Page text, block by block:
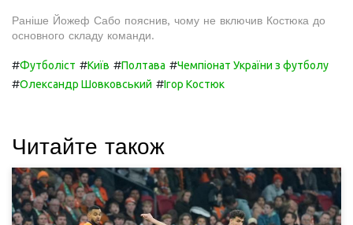
Раніше Йожеф Сабо пояснив, чому не включив Костюка до
основного складу команди.
#Футболіст #Київ #Полтава #Чемпіонат України з футболу
#Олександр Шовковський #Ігор Костюк
Читайте також